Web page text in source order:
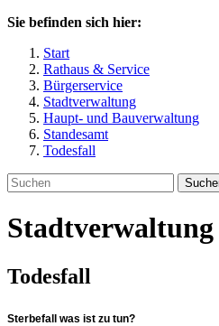
Sie befinden sich hier:
Start
Rathaus & Service
Bürgerservice
Stadtverwaltung
Haupt- und Bauverwaltung
Standesamt
Todesfall
Stadtverwaltung
Todesfall
Sterbefall was ist zu tun?